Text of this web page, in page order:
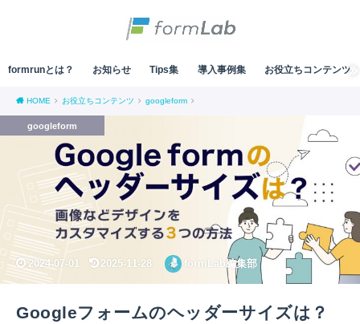
formrunとは？ お知らせ Tips集 導入事例集 お役立ちコンテンツ
HOME お役立ちコンテンツ googleform
Googleフォームのヘッダーサイズは？
2024-07-01 2025-11-28 formLab編集部
googleform